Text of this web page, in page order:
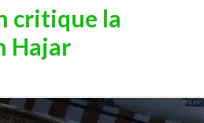
critique la
Hajar